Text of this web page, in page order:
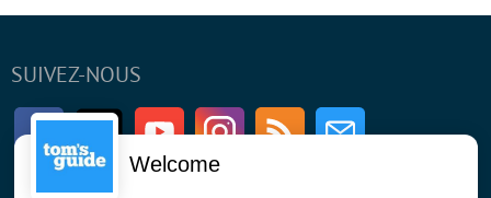
SUIVEZ-NOUS
FacebookTwitter Youtube InstagramRSS Newsletter
Welcome